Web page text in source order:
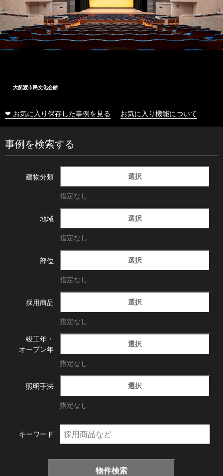
大船渡市民文化会館
❤ お気に入り保存した事例を見る お気に入り機能について
事例を検索する
建物分類 選択
指定なし
地域 選択
指定なし
部位 選択
指定なし
採用商品 選択
指定なし
竣工年・
オープン年
選択
指定なし
照明手法 選択
指定なし
キーワード
物件検索